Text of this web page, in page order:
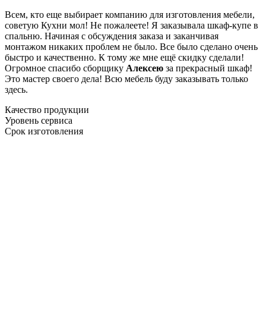
Всем, кто еще выбирает компанию для изготовления мебели,
советую Кухни мол! Не пожалеете! Я заказывала шкаф-купе в
спальню. Начиная с обсуждения заказа и заканчивая
монтажом никаких проблем не было. Все было сделано очень
быстро и качественно. К тому же мне ещё скидку сделали!
Огромное спасибо сборщику Алексею за прекрасный шкаф!
Это мастер своего дела! Всю мебель буду заказывать только
здесь.
Качество продукции
Уровень сервиса
Срок изготовления